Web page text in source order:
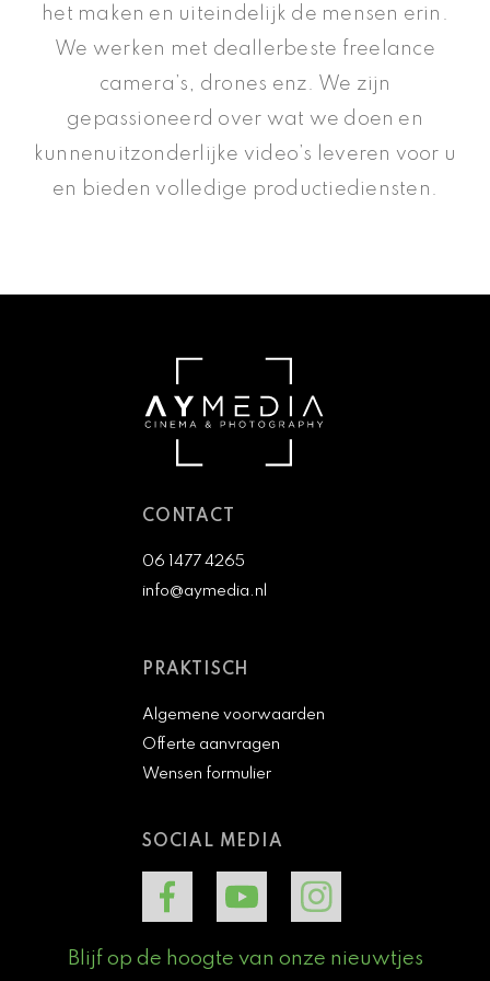
het maken en uiteindelijk de mensen erin.
We werken met deallerbeste freelance
camera’s, drones enz. We zijn
gepassioneerd over wat we doen en
kunnenuitzonderlijke video’s leveren voor u
en bieden volledige productiediensten.
CONTACT
06 1477 4265
info@aymedia.nl
PRAKTISCH
Algemene voorwaarden
Offerte aanvragen
Wensen formulier
SOCIAL MEDIA
Blijf op de hoogte van onze nieuwtjes